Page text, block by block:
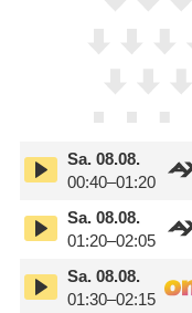
Sa.08.08.
00:40–01:20
Sa.08.08.
01:20–02:05
Sa.08.08.
01:30–02:15